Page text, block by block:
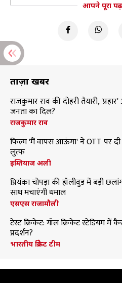
आपने पूरा पढ़
ताज़ा खबरें
राजकुमार राव की दोहरी तैयारी,
जनता का दिल?
राजकुमार राव
फिल्म 'मैं वापस आऊंगा' ने OTT पर
लुत्फ
इम्तियाज अली
प्रियंका चोपड़ा की हॉलीवुड में बड़ी
साथ मचाएंगी धमाल
एसएस राजामौली
टेस्ट क्रिकेट: गॉल क्रिकेट स्टेडियम में
प्रदर्शन?
भारतीय क्रिकेट टीम